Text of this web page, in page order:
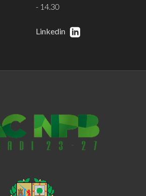
- 14.30
Linkedin